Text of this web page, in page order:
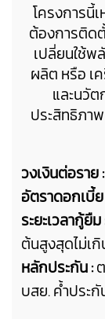
โครงการนี้
ต้องการติด
เปลี่ยนใช้พ
ผลิต หรือ เ
และนวั
ประสิทธิภา
วงเงินต่อราย :
อัตราดอกเบี้
ระยะเวลากู้ยืม
ต้นสูงสุดไม่เกิ
หลักประกัน :
บสย. ค้ำประกั